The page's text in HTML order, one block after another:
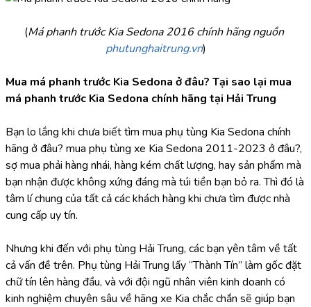
(
Má phanh trước Kia Sedona 2016 chính hãng nguồn
phutunghaitrung.vn)
Mua má phanh trước Kia Sedona ở đâu? Tại sao lại mua
má phanh trước Kia Sedona chính hãng tại Hải Trung
Bạn lo lắng khi chưa biết tìm mua phụ tùng Kia Sedona chính
hãng ở đâu? mua phụ tùng xe Kia Sedona 2011-2023 ở đâu?,
sợ mua phải hàng nhái, hàng kém chất lượng, hay sản phẩm mà
bạn nhận được không xứng đáng mà túi tiền bạn bỏ ra. Thì đó là
tâm lí chung của tất cả các khách hàng khi chưa tìm được nhà
cung cấp uy tín.
Nhưng khi đến với phụ tùng Hải Trung, các bạn yên tâm về tất
cả vấn đề trên. Phụ tùng Hải Trung lấy “Thành Tín” làm gốc đặt
chữ tín lên hàng đầu, và với đội ngũ nhân viên kinh doanh có
kinh nghiệm chuyên sâu về hãng xe Kia chắc chắn sẽ giúp bạn